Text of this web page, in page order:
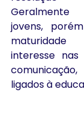
jovens,
maturidade
interesse
ligados à